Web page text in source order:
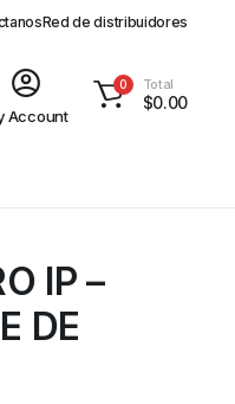
Red de distribuidores
Account
0 Total
$0.00
IP –
DE